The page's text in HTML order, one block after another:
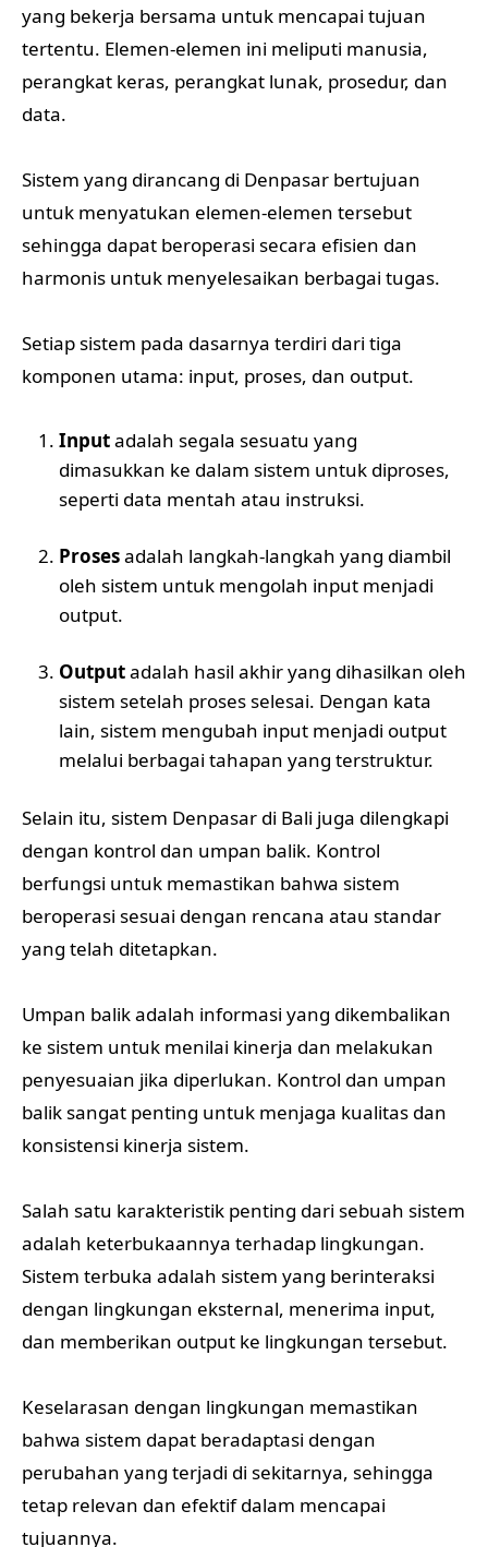
yang bekerja bersama untuk mencapai tujuan
tertentu. Elemen-elemen ini meliputi manusia,
perangkat keras, perangkat lunak, prosedur, dan
data.
Sistem yang dirancang di Denpasar bertujuan
untuk menyatukan elemen-elemen tersebut
sehingga dapat beroperasi secara efisien dan
harmonis untuk menyelesaikan berbagai tugas.
Setiap sistem pada dasarnya terdiri dari tiga
komponen utama: input, proses, dan output.
Inputadalah segala sesuatu yang
dimasukkan ke dalam sistem untuk diproses,
seperti data mentah atau instruksi.
Prosesadalah langkah-langkah yang diambil
oleh sistem untuk mengolah input menjadi
output.
Outputadalah hasil akhir yang dihasilkan oleh
sistem setelah proses selesai. Dengan kata
lain, sistem mengubah input menjadi output
melalui berbagai tahapan yang terstruktur.
Selain itu, sistem Denpasar di Bali juga dilengkapi
dengan kontrol dan umpan balik. Kontrol
berfungsi untuk memastikan bahwa sistem
beroperasi sesuai dengan rencana atau standar
yang telah ditetapkan.
Umpan balik adalah informasi yang dikembalikan
ke sistem untuk menilai kinerja dan melakukan
penyesuaian jika diperlukan. Kontrol dan umpan
balik sangat penting untuk menjaga kualitas dan
konsistensi kinerja sistem.
Salah satu karakteristik penting dari sebuah sistem
adalah keterbukaannya terhadap lingkungan.
Sistem terbuka adalah sistem yang berinteraksi
dengan lingkungan eksternal, menerima input,
dan memberikan output ke lingkungan tersebut.
Keselarasan dengan lingkungan memastikan
bahwa sistem dapat beradaptasi dengan
perubahan yang terjadi di sekitarnya, sehingga
tetap relevan dan efektif dalam mencapai
tujuannya.